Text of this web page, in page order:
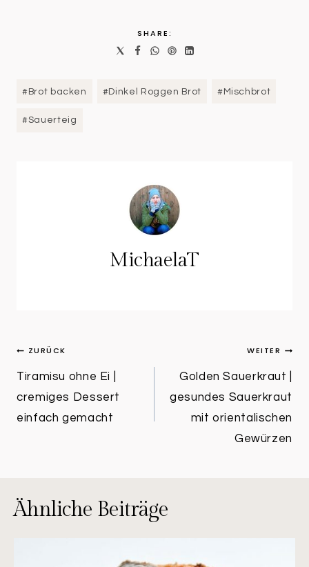
SHARE:
#Brot backen #Dinkel Roggen Brot #Mischbrot
#Sauerteig
MichaelaT
Beitragsnavigation
ZURÜCK
Tiramisu ohne Ei |
cremiges Dessert
einfach gemacht
WEITER
Golden Sauerkraut |
gesundes Sauerkraut
mit orientalischen
Gewürzen
Ähnliche Beiträge